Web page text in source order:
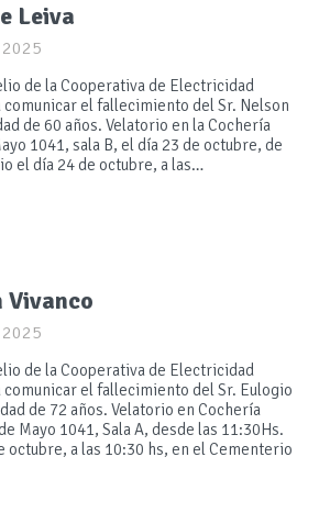
Leiva
de la Cooperativa de Electricidad
el fallecimiento del Sr. Nelson
de 60 años. Velatorio en la Cochería
1041, sala B, el día 23 de octubre, de
el día 24 de octubre, a las…
Vivanco
de la Cooperativa de Electricidad
el fallecimiento del Sr. Eulogio
de 72 años. Velatorio en Cochería
Mayo 1041, Sala A, desde las 11:30Hs.
octubre, a las 10:30 hs, en el Cementerio